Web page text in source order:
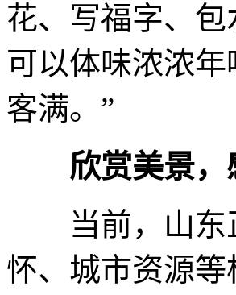
花、写福字、
可以体味浓浓
客满。”
欣赏美景
当前，山东正
怀、城市资源